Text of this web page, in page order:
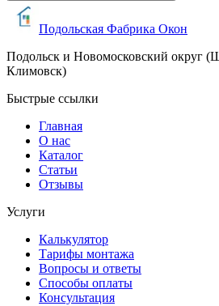
Подольская Фабрика Окон
Подольск и Новомосковский округ
Климовск)
Быстрые ссылки
Главная
О нас
Каталог
Статьи
Отзывы
Услуги
Калькулятор
Тарифы монтажа
Вопросы и ответы
Способы оплаты
Консультация